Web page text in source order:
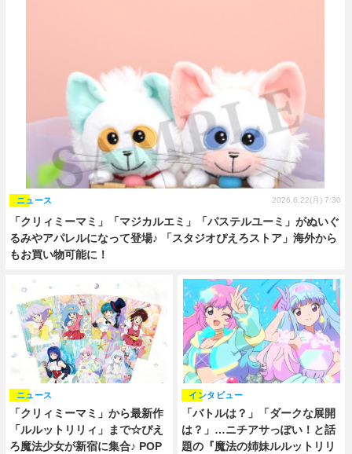
「クリィミーマミ」「マジカルエミ」「パステルユーミ」がぬいぐ
るみやアパレルになって登場♪ 「スタジオぴえろストア」海外から
もお買い物可能に！
ニュース 2026.6.22(月) 7:30
「クリィミーマミ」から最新作
「ルルットリリィ」まで☆ぴえ
ろ魔法少女が新宿に集合♪ POP
ニュース
「バトルは？」「ダークな展開
は？」…ニチアサっぽい！と話
題の『魔法の姉妹ルルットリリ
インタビュー